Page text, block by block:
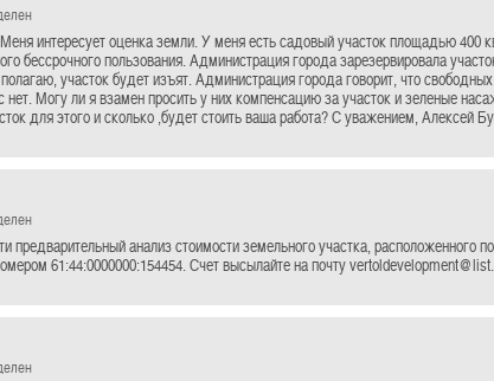
интересует оценка земли. У меня есть садовый участок площадью 400
бессрочного пользования. Администрация города зарезервировала
участок будет изъят. Администрация города говорит, что
нет. Могу ли я взамен просить у них компенсацию за участок и зеленые
для этого и сколько ,будет стоить ваша работа? С уважением, Алексей
предварительный анализ стоимости земельного участка, расположенного
61:44:0000000:154454. Счет высылайте на почту